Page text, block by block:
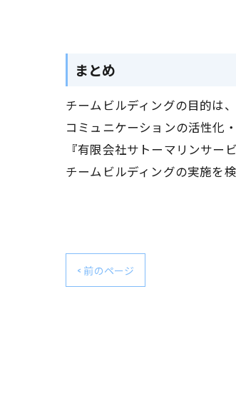
まとめ
チームビルディングの目的は
コミュニケーションの活性化
『有限会社サトーマリンサー
チームビルディングの実施を
< 前のページ